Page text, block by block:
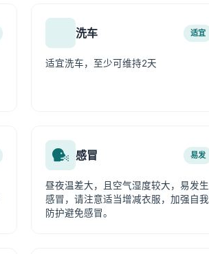
洗车 适宜
适宜洗车，至少可维持2天
感冒 易发
昼夜温差大，且空气湿度较大，易发生
感冒，请注意适当增减衣服，加强自我
防护避免感冒。